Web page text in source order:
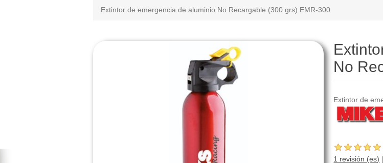
Extintor de emergencia de aluminio No Recargable (300 grs) EMR-300
No
Extintor de
1 revisión (es)